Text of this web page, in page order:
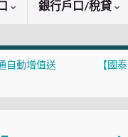
銀行戶口/稅貸
自動增值送
【國